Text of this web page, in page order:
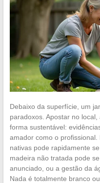
Debaixo da superfície, um
paradoxos. Apostar no
forma sustentável:
amador como o
nativas pode rapidamente
madeira não tratada pode
anunciado, ou a gestão da
Nada é totalmente branco